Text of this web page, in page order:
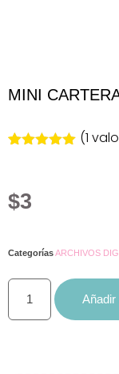
MINI
avaloración
de un
(1
$3
CategoríasARCHIVOS
Añadir